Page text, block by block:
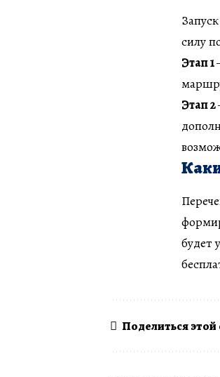
силу
Этап 1
Этап 2
будет
Поделиться этой